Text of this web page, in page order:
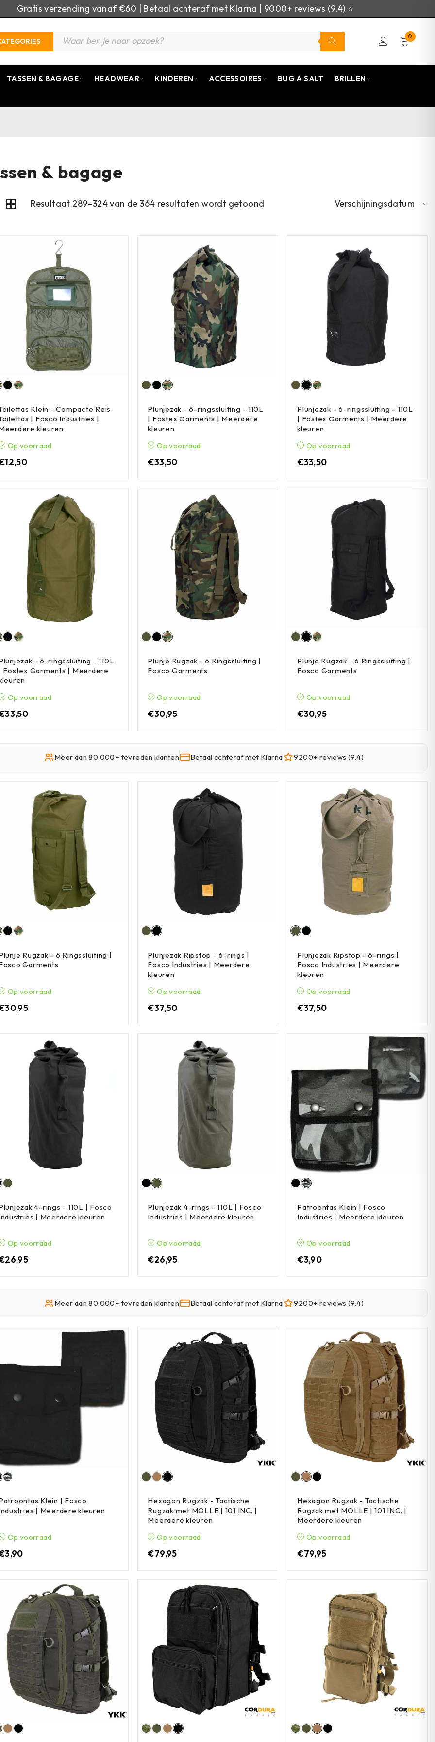
Gratis verzending vanaf €60 | Betaal achteraf met Klarna | 9000+ reviews (9.4) ⭐
0
TASSEN & BAGAGE HEADWEAR KINDEREN ACCESSOIRES BUG A SALT BRILLEN
& bagage
Resultaat 289–324 van de 364 resultaten wordt getoond Verschijningsdatum
Klein - Compacte Reis
| Fosco Industries |
kleuren
Op voorraad
12,50
Plunjezak - 6-ringssluiting - 110L
| Fostex Garments | Meerdere
kleuren
Op voorraad
€33,50
Plunjezak - 6-ringssluiting - 110L
| Fostex Garments | Meerdere
kleuren
Op voorraad
€33,50
- 6-ringssluiting - 110L
Fostex Garments | Meerdere
Op voorraad
33,50
Plunje Rugzak - 6 Ringssluiting |
Fosco Garments
Op voorraad
€30,95
Plunje Rugzak - 6 Ringssluiting |
Fosco Garments
Op voorraad
€30,95
Meer dan 80.000+ tevreden klanten Betaal achteraf met Klarna 9200+ reviews (9.4)
Rugzak - 6 Ringssluiting |
Garments
Op voorraad
30,95
Plunjezak Ripstop - 6-rings |
Fosco Industries | Meerdere
kleuren
Op voorraad
€37,50
Plunjezak Ripstop - 6-rings |
Fosco Industries | Meerdere
kleuren
Op voorraad
€37,50
4-rings - 110L | Fosco
| Meerdere kleuren
Op voorraad
26,95
Plunjezak 4-rings - 110L | Fosco
Industries | Meerdere kleuren
Op voorraad
€26,95
Patroontas Klein | Fosco
Industries | Meerdere kleuren
Op voorraad
€3,90
Meer dan 80.000+ tevreden klanten Betaal achteraf met Klarna 9200+ reviews (9.4)
Klein | Fosco
| Meerdere kleuren
Op voorraad
3,90
Hexagon Rugzak - Tactische
Rugzak met MOLLE | 101 INC. |
Meerdere kleuren
Op voorraad
€79,95
Hexagon Rugzak - Tactische
Rugzak met MOLLE | 101 INC. |
Meerdere kleuren
Op voorraad
€79,95